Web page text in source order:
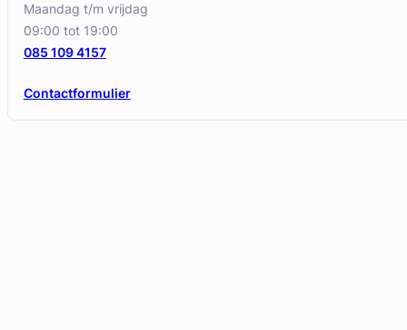
maandag t/m vrijdag
09:00 tot 19:00
Contactformulier
085 109 4157